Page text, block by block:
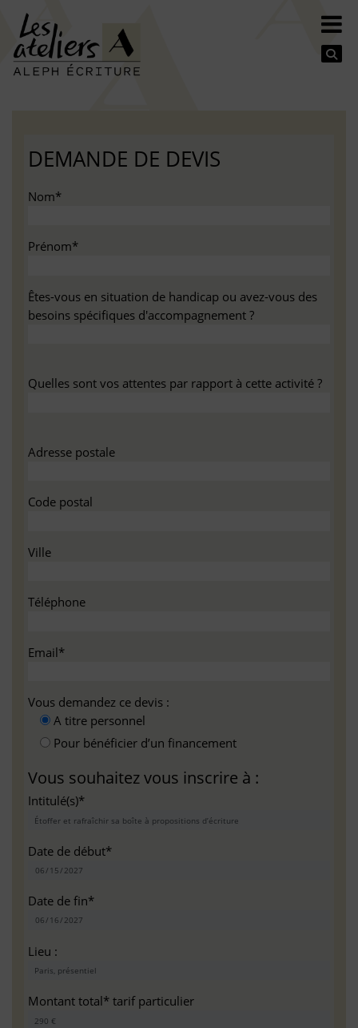
DEMANDE DE DEVIS
Nom*
Prénom*
Êtes-vous en situation de handicap ou avez-vous des
besoins spécifiques d'accompagnement ?
Quelles sont vos attentes par rapport à cette activité ?
Adresse postale
Code postal
Ville
Téléphone
Email*
Vous demandez ce devis :
A titre personnel
Pour bénéficier d’un financement
Vous souhaitez vous inscrire à :
Intitulé(s)*
Date de début*
Date de fin*
Lieu :
Montant total* tarif particulier